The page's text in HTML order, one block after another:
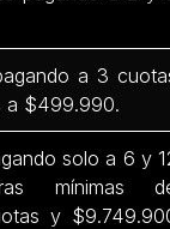
a 3
a $499.990.
solo a 6 y
mínimas
y